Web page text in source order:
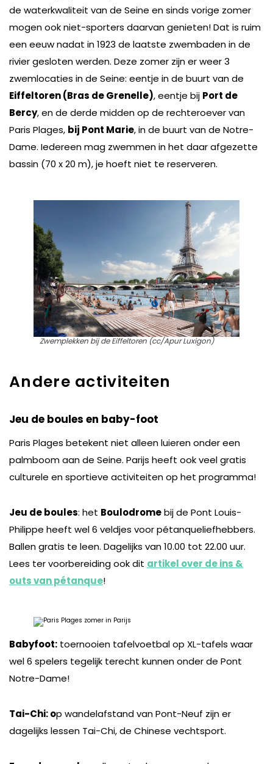
de waterkwaliteit van de Seine en sinds vorige zomer
mogen ook niet-sporters daarvan genieten! Dat is ruim
een eeuw nadat in 1923 de laatste zwembaden in de
rivier gesloten werden. Deze zomer zijn er weer 3
zwemlocaties in de Seine: eentje in de buurt van de
Eiffeltoren (Bras de Grenelle), eentje bij Port de
Bercy, en de derde midden op de rechteroever van
Paris Plages, bij Pont Marie, in de buurt van de Notre-
Dame. Iedereen mag zwemmen in het daar afgezette
bassin (70 x 20 m), je hoeft niet te reserveren.
Zwemplekken bij de Eiffeltoren (cc/Apur Luxigon)
Andere activiteiten
Jeu de boules en baby-foot
Paris Plages betekent niet alleen luieren onder een
palmboom aan de Seine. Parijs heeft ook veel gratis
culturele en sportieve activiteiten op het programma!
Jeu de boules: het Boulodromebij de Pont Louis-
Philippe heeft wel 6 veldjes voor pétanqueliefhebbers.
Ballen gratis te leen. Dagelijks van 10.00 tot 22.00 uur.
Lees ter voorbereiding ook dit artikel over de ins &
outs van pétanque!
Babyfoot: toernooien tafelvoetbal op XL-tafels waar
wel 6 spelers tegelijk terecht kunnen onder de Pont
Notre-Dame!
Tai-Chi: op wandelafstand van Pont-Neuf zijn er
dagelijks lessen Tai-Chi, de Chinese vechtsport.